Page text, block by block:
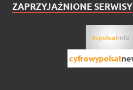
ZAPRZYJAŹNIONE SERWISY